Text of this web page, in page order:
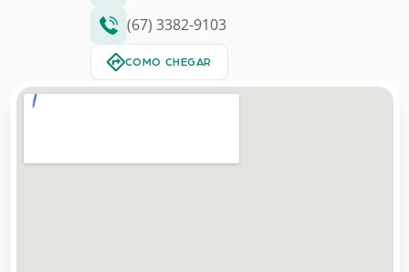
(67) 3382-9103
COMO CHEGAR